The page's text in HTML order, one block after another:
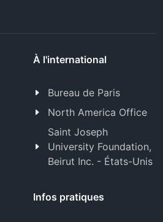
À l'international
Bureau de Paris
North America Office
Saint Joseph
University Foundation,
Beirut Inc. - États-Unis
Infos pratiques